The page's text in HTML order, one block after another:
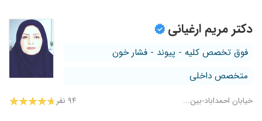
دکتر مریم ارغیانی
فوق تخصص کلیه - پیوند - فشار خون
متخصص داخلی
خیابان احمداباد-بین... ۹۴ نفر